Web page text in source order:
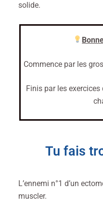
solide.
Commence par les
Finis par les
Tu fais
L’ennemi n°1 d’un
muscler.